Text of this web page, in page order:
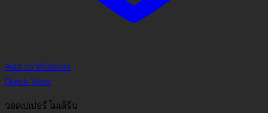
Add to Wishlist
Quick View
วอลเปเปอร์ โมเดิร์น